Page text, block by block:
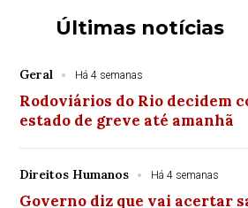
Últimas notícias
Geral Há 4 semanas
Rodoviários do Rio decidem
estado de greve até amanhã
Direitos Humanos Há 4 semanas
Governo diz que vai acertar